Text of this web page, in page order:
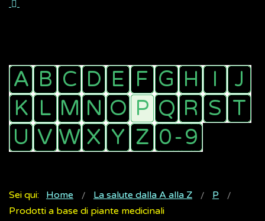
Sei qui: Home La salute dalla A alla Z
P
Prodotti a base di piante medicinali